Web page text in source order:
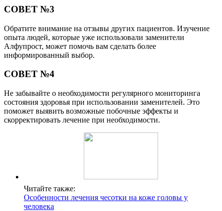
СОВЕТ №3
Обратите внимание на отзывы других пациентов. Изучение
опыта людей, которые уже использовали заменители
Алфупрост, может помочь вам сделать более
информированный выбор.
СОВЕТ №4
Не забывайте о необходимости регулярного мониторинга
состояния здоровья при использовании заменителей. Это
поможет выявить возможные побочные эффекты и
скорректировать лечение при необходимости.
Читайте также:
Особенности лечения чесотки на коже головы у
человека